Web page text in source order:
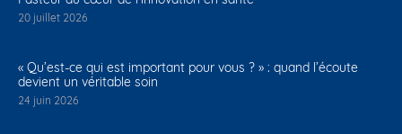
20 juillet 2026
« Qu’est-ce qui est important pour vous ? » : quand l’écoute
devient un véritable soin
24 juin 2026